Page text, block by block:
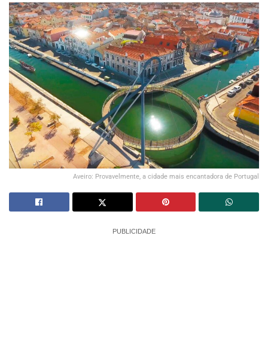
Aveiro: Provavelmente, a cidade mais encantadora de Portugal
PUBLICIDADE